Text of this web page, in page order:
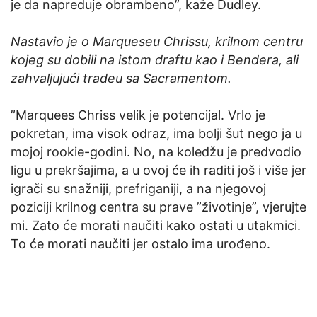
je da napreduje obrambeno”, kaže Dudley.
Nastavio je o Marqueseu Chrissu, krilnom centru
kojeg su dobili na istom draftu kao i Bendera, ali
zahvaljujući tradeu sa Sacramentom.
”Marquees Chriss velik je potencijal. Vrlo je
pokretan, ima visok odraz, ima bolji šut nego ja u
mojoj rookie-godini. No, na koledžu je predvodio
ligu u prekršajima, a u ovoj će ih raditi još i više jer
igrači su snažniji, prefriganiji, a na njegovoj
poziciji krilnog centra su prave ”životinje”, vjerujte
mi. Zato će morati naučiti kako ostati u utakmici.
To će morati naučiti jer ostalo ima urođeno.